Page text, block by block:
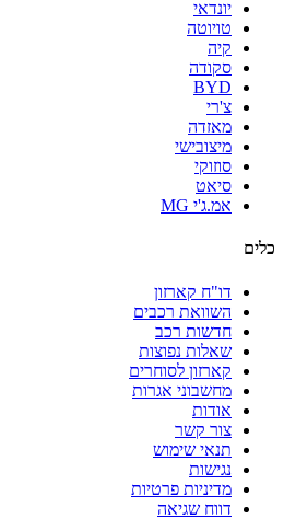
יונדאי
טויוטה
קיה
סקודה
BYD
צ'רי
מאזדה
מיצובישי
סוזוקי
סיאט
אמ.ג'י MG
כלים
דו"ח קארזון
השוואת רכבים
חדשות רכב
שאלות נפוצות
קארזון לסוחרים
מחשבוני אגרות
אודות
צור קשר
תנאי שימוש
נגישות
מדיניות פרטיות
דווח שגיאה